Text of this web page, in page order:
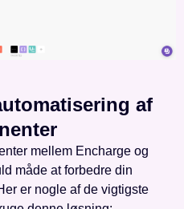
af
mellem Encharge og
måde at forbedre din
er nogle af de vigtigste